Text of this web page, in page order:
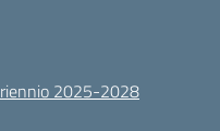
2025-2028